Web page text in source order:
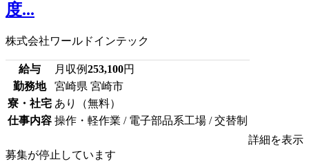
度...
株式会社ワールドインテック
給与 月収例253,100円
勤務地
宮崎県 宮崎市
寮・社宅 あり（無料）
仕事内容 操作・軽作業 / 電子部品系工場 / 交替制
詳細を表示
募集が停止しています